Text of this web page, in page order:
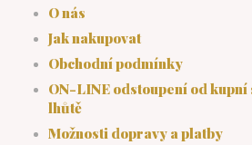
O nás
Jak nakupovat
Obchodní podmínky
ON-LINE odstoupení od kupní
lhůtě
Možnosti dopravy a platby